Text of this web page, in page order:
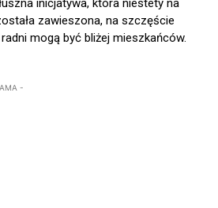
inicjatywa, która niestety na
zawieszona, na szczęście
mogą być bliżej mieszkańców.
-